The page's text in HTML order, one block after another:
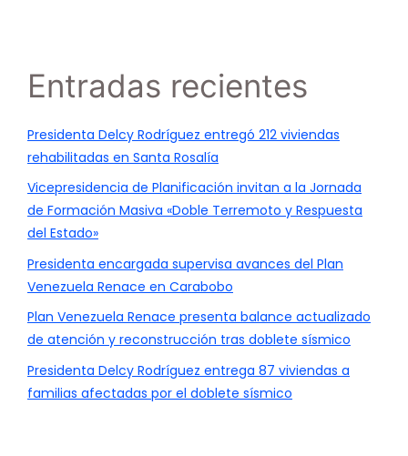
Entradas recientes
Presidenta Delcy Rodríguez entregó 212 viviendas
rehabilitadas en Santa Rosalía
Vicepresidencia de Planificación invitan a la Jornada
de Formación Masiva «Doble Terremoto y Respuesta
del Estado»
Presidenta encargada supervisa avances del Plan
Venezuela Renace en Carabobo
Plan Venezuela Renace presenta balance actualizado
de atención y reconstrucción tras doblete sísmico
Presidenta Delcy Rodríguez entrega 87 viviendas a
familias afectadas por el doblete sísmico